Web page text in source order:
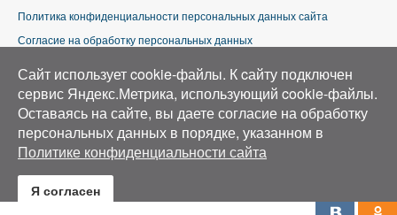
Политика конфиденциальности персональных данных сайта
Согласие на обработку персональных данных
Аэросъемка в Орле»
Сайт использует cookie-файлы. К cайту подключен
сервис Яндекс.Метрика, использующий cookie-файлы.
Оставаясь на сайте, вы даете согласие на обработку
персональных данных в порядке, указанном в
Политике конфиденциальности сайта
Я согласен